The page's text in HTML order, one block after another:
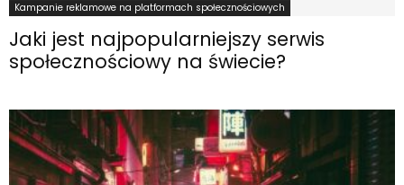
Kampanie reklamowe na platformach społecznościowych
Jaki jest najpopularniejszy serwis
społecznościowy na świecie?